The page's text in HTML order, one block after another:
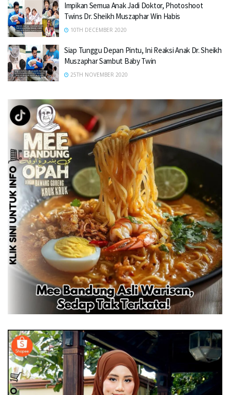
Impikan Semua Anak Jadi Doktor, Photoshoot
Twins Dr. Sheikh Muszaphar Win Habis
10TH DECEMBER 2020
Siap Tunggu Depan Pintu, Ini Reaksi Anak Dr. Sheikh
Muszaphar Sambut Baby Twin
25TH NOVEMBER 2020